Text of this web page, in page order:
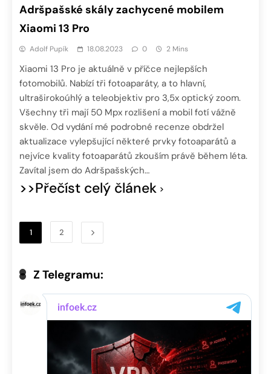
Adršpašské skály zachycené mobilem
Xiaomi 13 Pro
Adolf Pupík 18.08.2023 0 2 Mins
Xiaomi 13 Pro je aktuálně v příčce nejlepších
fotomobilů. Nabízí tři fotoaparáty, a to hlavní,
ultraširokoúhlý a teleobjektiv pro 3,5x optický zoom.
Všechny tři mají 50 Mpx rozlišení a mobil fotí vážně
skvěle. Od vydání mé podrobné recenze obdržel
aktualizace vylepšující některé prvky fotoaparátů a
nejvíce kvality fotoaparátů zkouším právě během léta.
Zavítal jsem do Adršpašských…
>>Přečíst celý článek
1 2
Z Telegramu: